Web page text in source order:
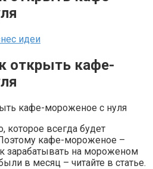
идеи
открыть кафе-
всегда будет
кафе-мороженое –
зарабатывать на мороженом
в месяц – читайте в статье.